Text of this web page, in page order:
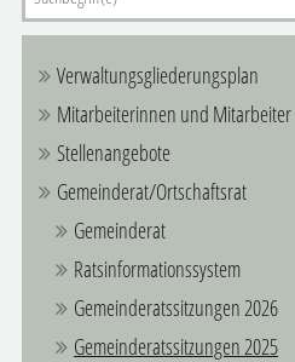
Verwaltungsgliederungsplan
Mitarbeiterinnen und Mitarbeiter
Stellenangebote
Gemeinderat/Ortschaftsrat
Gemeinderat
Ratsinformationssystem
Gemeinderatssitzungen 2026
Gemeinderatssitzungen 2025